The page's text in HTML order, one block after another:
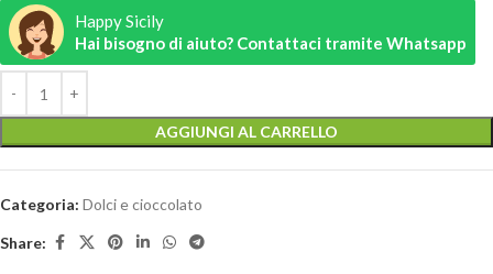
Happy Sicily
Hai bisogno di aiuto? Contattaci tramite Whatsapp
AGGIUNGI AL CARRELLO
Categoria: Dolci e cioccolato
Share: